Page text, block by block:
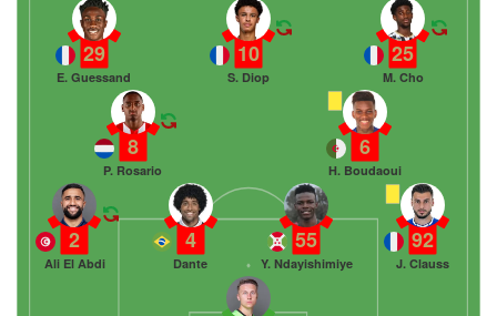
2
Ali El Abdi
4
Dante
55
Y. Ndayishimiye
92
J. Clauss
8
P. Rosario
6
H. Boudaoui
29
E. Guessand
10
S. Diop
25
M. Cho